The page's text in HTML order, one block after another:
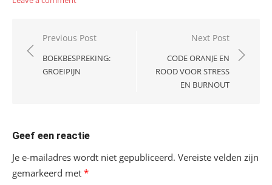
Bericht
navigatie
Previous Post
BOEKBESPREKING:
GROEIPIJN
Next Post
CODE ORANJE EN
ROOD VOOR STRESS
EN BURNOUT
Geef een reactie
Je e-mailadres wordt niet gepubliceerd. Vereiste velden zijn
gemarkeerd met *